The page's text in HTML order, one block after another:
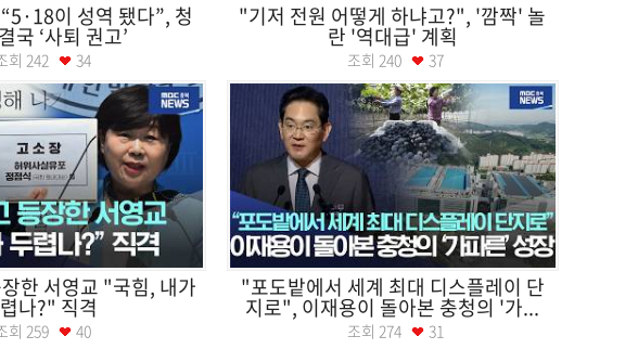
이 성역 됐다”, 청
국 ‘사퇴 권고’
회 242 34
"기저 전원 어떻게 하냐고?", '깜짝' 놀
란 '역대급' 계획
조회 240 37
한 서영교 "국힘, 내가
나?" 직격
회 259 40
"포도밭에서 세계 최대 디스플레이 단
지로", 이재용이 돌아본 충청의 '가...
조회 274 31